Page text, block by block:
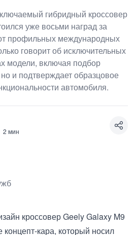
гибридный кроссовер
уже восьми наград за
профильных международных
говорит об исключительных
модели, включая подбор
и подтверждает образцовое
автомобиля.
2 мин
кроссовер Geely Galaxy M9
концепт-кара, который носил